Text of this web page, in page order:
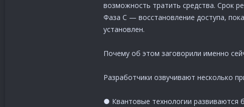
возможность тратить средства. Срок
Фаза C — восстановление доступа,
установлен.
Почему об этом заговорили именно
Разработчики озвучивают несколько
● Квантовые технологии развиваются